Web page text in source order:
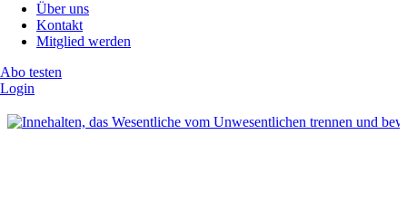
Über uns
Kontakt
Mitglied werden
Abo testen
Login